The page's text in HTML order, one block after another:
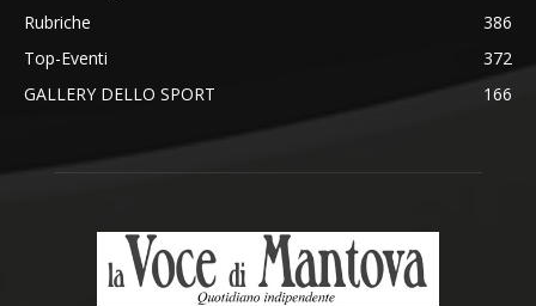
Rubriche
386
Top-Eventi
372
GALLERY DELLO SPORT
166